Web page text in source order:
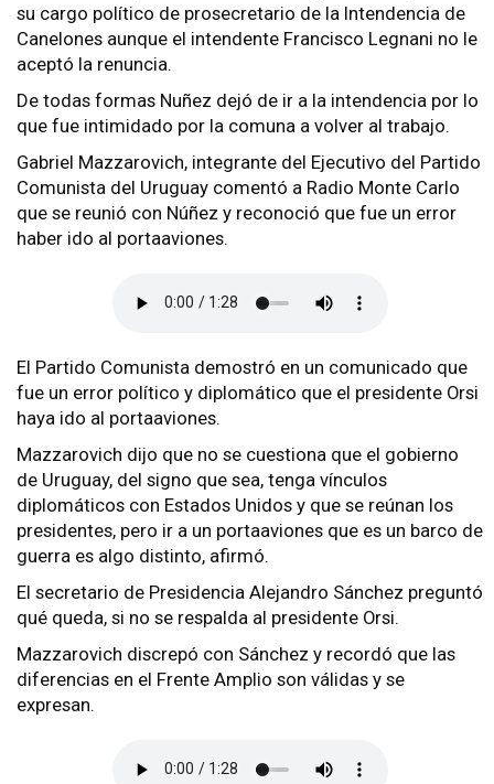
su cargo político de prosecretario de la Intendencia de
Canelones aunque el intendente Francisco Legnani no le
aceptó la renuncia.
De todas formas Nuñez dejó de ir a la intendencia por lo
que fue intimidado por la comuna a volver al trabajo.
Gabriel Mazzarovich, integrante del Ejecutivo del Partido
Comunista del Uruguay comentó a Radio Monte Carlo
que se reunió con Núñez y reconoció que fue un error
haber ido al portaaviones.
El Partido Comunista demostró en un comunicado que
fue un error político y diplomático que el presidente Orsi
haya ido al portaaviones.
Mazzarovich dijo que no se cuestiona que el gobierno
de Uruguay, del signo que sea, tenga vínculos
diplomáticos con Estados Unidos y que se reúnan los
presidentes, pero ir a un portaaviones que es un barco de
guerra es algo distinto, afirmó.
El secretario de Presidencia Alejandro Sánchez preguntó
qué queda, si no se respalda al presidente Orsi.
Mazzarovich discrepó con Sánchez y recordó que las
diferencias en el Frente Amplio son válidas y se
expresan.